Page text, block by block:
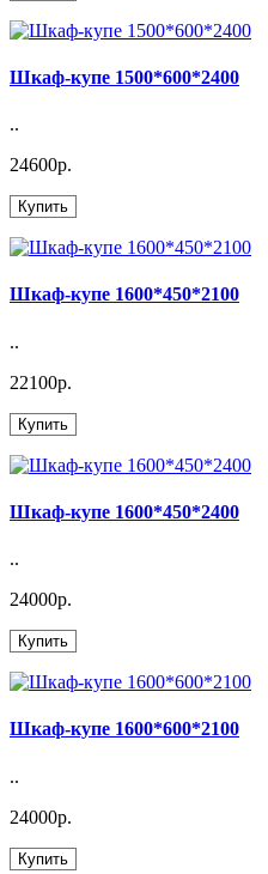
Шкаф-купе 1500*600*2400
..
24600р.
Купить
Шкаф-купе 1600*450*2100
..
22100р.
Купить
Шкаф-купе 1600*450*2400
..
24000р.
Купить
Шкаф-купе 1600*600*2100
..
24000р.
Купить